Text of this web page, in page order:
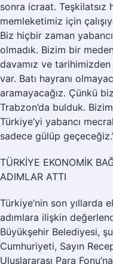
sonra icraat. Teşkilatsız
memleketimiz için
Biz hiçbir zaman
olmadık. Bizim bir
davamız ve
var. Batı hayranı
aramayacağız. Çünkü
Trabzon’da bulduk.
Türkiye’yi yabancı
sadece gülüp
TÜRKİYE EKONOMİK
ADIMLAR ATTI
Türkiye’nin son yıllarda
adımlara ilişkin
Büyükşehir Belediyesi,
Cumhuriyeti, Sayın
Uluslararası Para